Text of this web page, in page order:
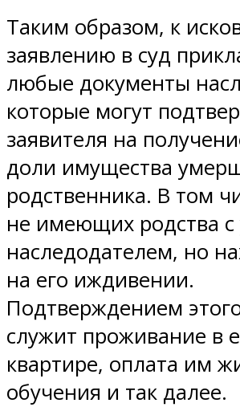
Таким образом, к
заявлению в суд
любые документы
которые могут
заявителя на
доли имущества
родственника. В том
не имеющих родства
наследодателем, но
на его иждивении.
Подтверждением
служит проживание в
квартире, оплата им
обучения и так далее.